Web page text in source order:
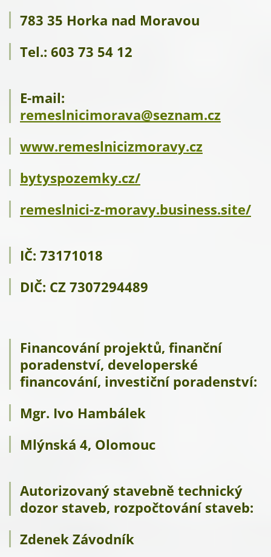
783 35 Horka nad Moravou
Tel.: 603 73 54 12
E-mail:
remeslnicimorava@seznam.cz
www.remeslnicizmoravy.cz
bytyspozemky.cz/
remeslnici-z-moravy.business.site/
IČ: 73171018
DIČ: CZ 7307294489
Financování projektů, finanční
poradenství, developerské
financování, investiční poradenství:
Mgr. Ivo Hambálek
Mlýnská 4, Olomouc
Autorizovaný stavebně technický
dozor staveb, rozpočtování staveb:
Zdenek Závodník